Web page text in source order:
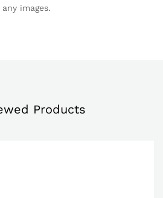
images.
Products